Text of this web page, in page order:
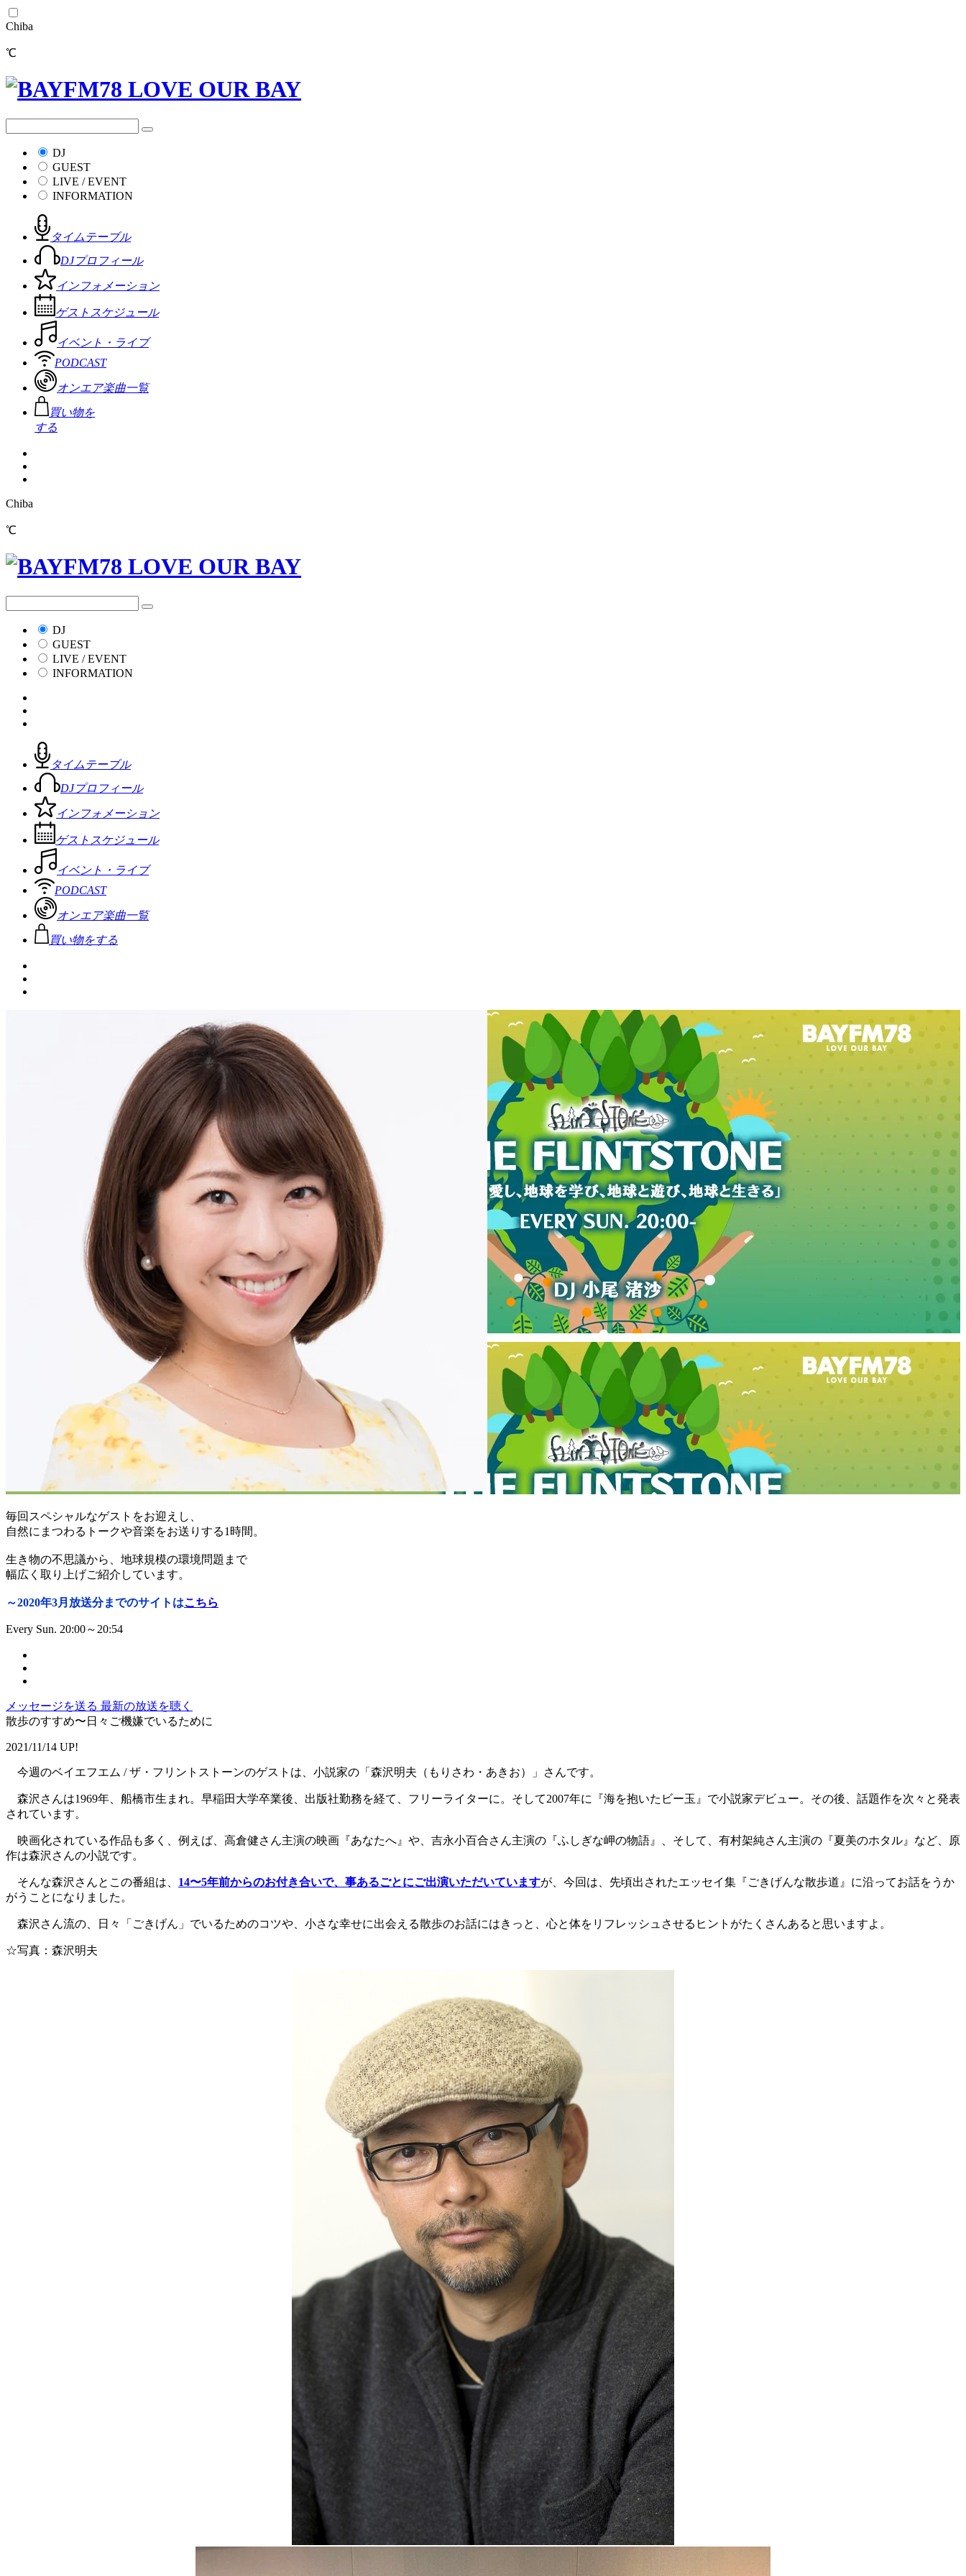
Chiba
℃
DJ
GUEST
LIVE / EVENT
INFORMATION
タイムテーブル
DJプロフィール
インフォメーション
ゲストスケジュール
イベント・ライブ
PODCAST
オンエア楽曲一覧
買い物を
する
Chiba
℃
DJ
GUEST
LIVE / EVENT
INFORMATION
タイムテーブル
DJプロフィール
インフォメーション
ゲストスケジュール
イベント・ライブ
PODCAST
オンエア楽曲一覧
買い物をする
毎回スペシャルなゲストをお迎えし、
自然にまつわるトークや音楽をお送りする1時間。
生き物の不思議から、地球規模の環境問題まで
幅広く取り上げご紹介しています。
～2020年3月放送分までのサイトはこちら
Every Sun. 20:00～20:54
メッセージを送る 最新の放送を聴く
散歩のすすめ〜日々ご機嫌でいるために
2021/11/14 UP!
今週のベイエフエム / ザ・フリントストーンのゲストは、小説家の「森沢明夫（もりさわ・あきお）」さんです。
森沢さんは1969年、船橋市生まれ。早稲田大学卒業後、出版社勤務を経て、フリーライターに。そして2007年に『海を抱いたビー玉』で小説家デビュー。その後、話題作を次々と発表
されています。
映画化されている作品も多く、例えば、高倉健さん主演の映画『あなたへ』や、吉永小百合さん主演の『ふしぎな岬の物語』、そして、有村架純さん主演の『夏美のホタル』など、原
作は森沢さんの小説です。
そんな森沢さんとこの番組は、 14〜5年前からのお付き合いで、事あるごとにご出演いただいていますが、今回は、先頃出されたエッセイ集『ごきげんな散歩道』に沿ってお話をうか
がうことになりました。
森沢さん流の、日々「ごきげん」でいるためのコツや、小さな幸せに出会える散歩のお話にはきっと、心と体をリフレッシュさせるヒントがたくさんあると思いますよ。
☆写真：森沢明夫